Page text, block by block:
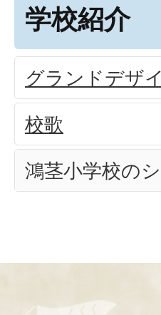
学校紹介
グランドデザ
校歌
鴻茎小学校の